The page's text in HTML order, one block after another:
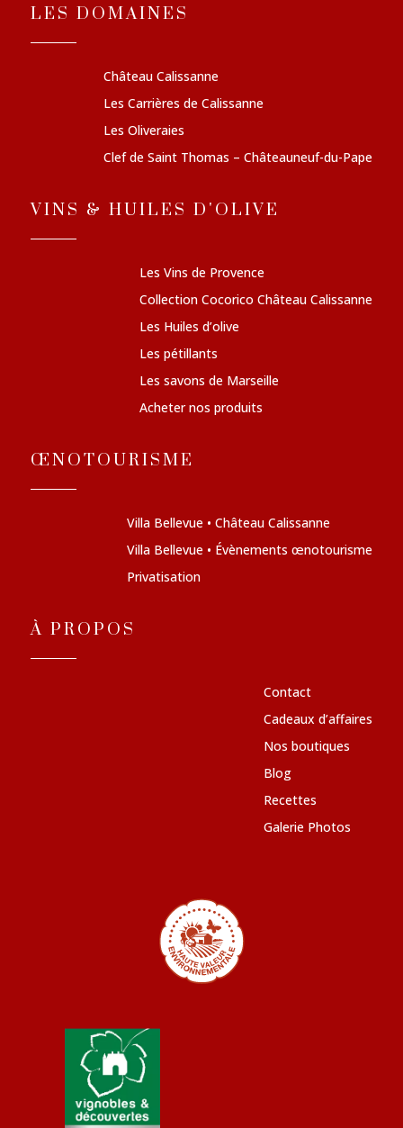
LES DOMAINES
Château Calissanne
Les Carrières de Calissanne
Les Oliveraies
Clef de Saint Thomas – Châteauneuf-du-Pape
VINS & HUILES D'OLIVE
Les Vins de Provence
Collection Cocorico Château Calissanne
Les Huiles d’olive
Les pétillants
Les savons de Marseille
Acheter nos produits
ŒNOTOURISME
Villa Bellevue • Château Calissanne
Villa Bellevue • Évènements œnotourisme
Privatisation
À PROPOS
Contact
Cadeaux d’affaires
Nos boutiques
Blog
Recettes
Galerie Photos